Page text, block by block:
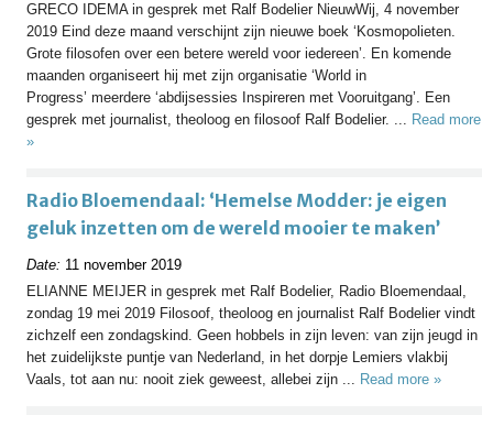
GRECO IDEMA in gesprek met Ralf Bodelier NieuwWij, 4 november
2019 Eind deze maand verschijnt zijn nieuwe boek ‘Kosmopolieten.
Grote filosofen over een betere wereld voor iedereen’. En komende
maanden organiseert hij met zijn organisatie ‘World in
Progress’ meerdere ‘abdijsessies Inspireren met Vooruitgang’. Een
gesprek met journalist, theoloog en filosoof Ralf Bodelier. ... Read more
»
Radio Bloemendaal: ‘Hemelse Modder: je eigen
geluk inzetten om de wereld mooier te maken’
Date: 11 november 2019
ELIANNE MEIJER in gesprek met Ralf Bodelier, Radio Bloemendaal,
zondag 19 mei 2019 Filosoof, theoloog en journalist Ralf Bodelier vindt
zichzelf een zondagskind. Geen hobbels in zijn leven: van zijn jeugd in
het zuidelijkste puntje van Nederland, in het dorpje Lemiers vlakbij
Vaals, tot aan nu: nooit ziek geweest, allebei zijn ... Read more »